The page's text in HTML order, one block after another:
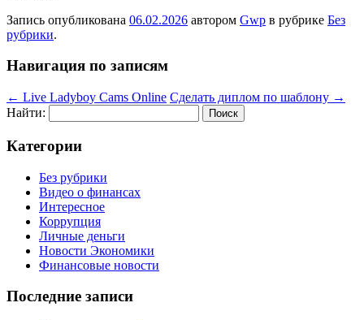
Запись опубликована 06.02.2026 автором Gwp в рубрике Без
рубрики.
Навигация по записям
← Live Ladyboy Cams Online Сделать диплом по шаблону →
Найти:
Категории
Без рубрики
Видео о финансах
Интересное
Коррупция
Личные деньги
Новости Экономики
Финансовые новости
Последние записи